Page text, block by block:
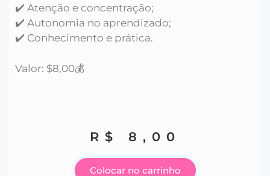
✔️ Atenção e concentração;
✔️ Autonomia no aprendizado;
✔️ Conhecimento e prática.
Valor: $8,00💰
R$ 8,00
Colocar no carrinho